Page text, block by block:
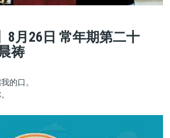
8月26日 常年期第二十
祷
的口。